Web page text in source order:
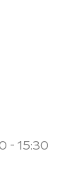
- 15:30